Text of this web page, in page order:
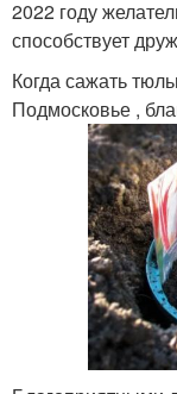
2022 году
способствует
Когда сажать
Подмосковье ,